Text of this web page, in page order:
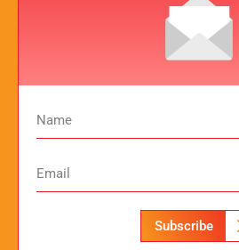
Subscribe